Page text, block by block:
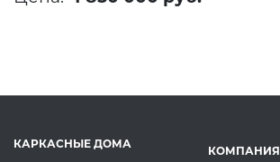
КАРКАСНЫЕ ДОМА
КОМПАНИЯ